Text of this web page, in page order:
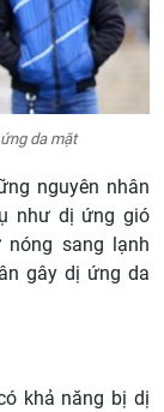
da mặt
nguyên nhân
như dị ứng gió
sang lạnh
gây dị ứng da
khả năng bị dị